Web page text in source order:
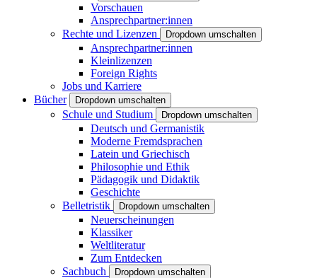
Vorschauen
Ansprechpartner:innen
Rechte und Lizenzen
Dropdown umschalten
Ansprechpartner:innen
Kleinlizenzen
Foreign Rights
Jobs und Karriere
Bücher
Dropdown umschalten
Schule und Studium Dropdown umschalten
Deutsch und Germanistik
Moderne Fremdsprachen
Latein und Griechisch
Philosophie und Ethik
Pädagogik und Didaktik
Geschichte
Belletristik
Dropdown umschalten
Neuerscheinungen
Klassiker
Weltliteratur
Zum Entdecken
Sachbuch
Dropdown umschalten